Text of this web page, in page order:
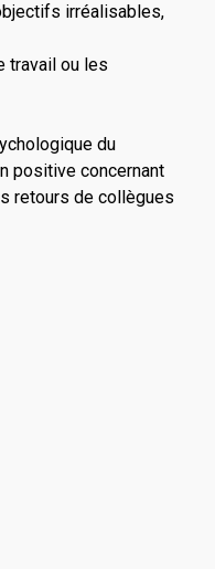
irréalisables,
travail ou les
du
positive concernant
retours de collègues